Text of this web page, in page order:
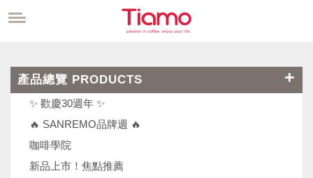
產品總覽 PRODUCTS
✨ 歡慶30週年 ✨
🔥 SANREMO品牌週 🔥
咖啡學院
新品上市！焦點推薦